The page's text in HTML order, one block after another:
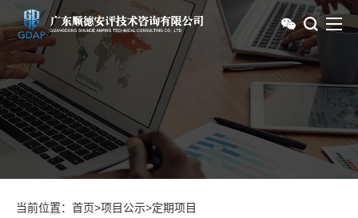
当前位置： 首页>项目公示>定期项目